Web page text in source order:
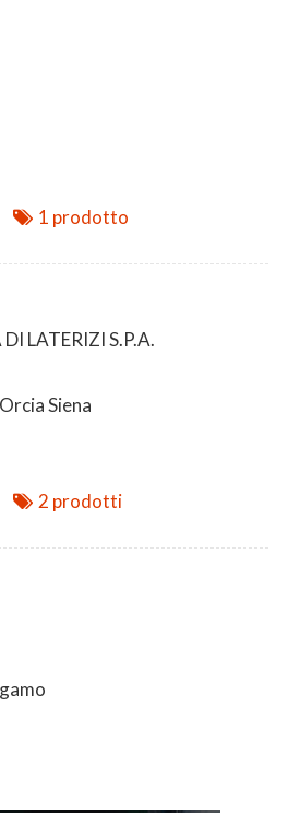
1 prodotto
LATERIZI S.P.A.
Siena
2 prodotti